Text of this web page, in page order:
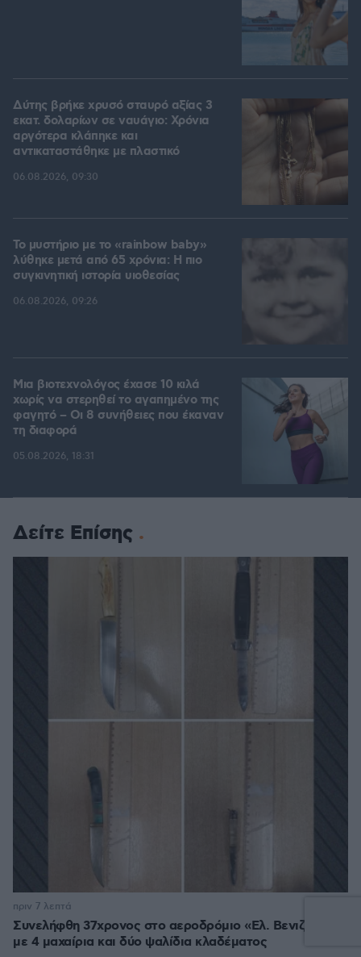
Δύτης βρήκε χρυσό σταυρό αξίας 3
εκατ. δολαρίων σε ναυάγιο: Χρόνια
αργότερα κλάπηκε και
αντικαταστάθηκε με πλαστικό
06.08.2026, 09:30
Το μυστήριο με το «rainbow baby»
λύθηκε μετά από 65 χρόνια: Η πιο
συγκινητική ιστορία υιοθεσίας
06.08.2026, 09:26
Μια βιοτεχνολόγος έχασε 10 κιλά
χωρίς να στερηθεί το αγαπημένο της
φαγητό – Οι 8 συνήθειες που έκαναν
τη διαφορά
05.08.2026, 18:31
Δείτε Επίσης
Συνελήφθη 37χρονος στο αεροδρόμιο «Ελ. Βενιζέλος»
με 4 μαχαίρια και δύο ψαλίδια κλαδέματος
πριν 7 λεπτά